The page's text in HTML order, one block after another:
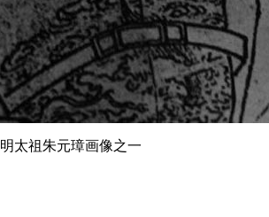
明太祖朱元璋画像之一